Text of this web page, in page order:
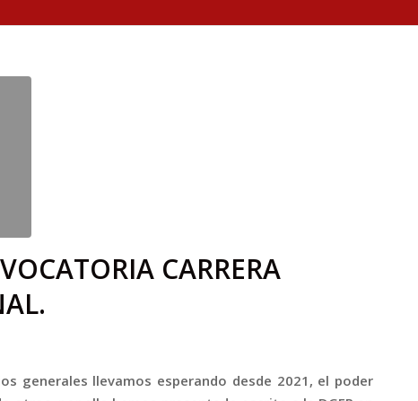
CARRERA
generales llevamos esperando desde 2021, el poder